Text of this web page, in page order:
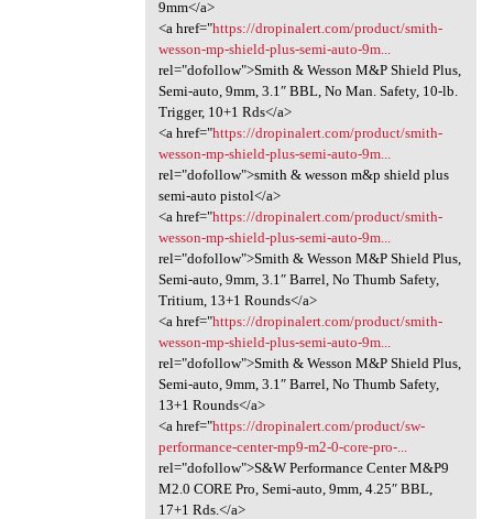
9mm</a>
<a href="https://dropinalert.com/product/smith-
wesson-mp-shield-plus-semi-auto-9m...
rel="dofollow">Smith & Wesson M&P Shield Plus,
Semi-auto, 9mm, 3.1″ BBL, No Man. Safety, 10-lb.
Trigger, 10+1 Rds</a>
<a href="https://dropinalert.com/product/smith-
wesson-mp-shield-plus-semi-auto-9m...
rel="dofollow">smith & wesson m&p shield plus
semi-auto pistol</a>
<a href="https://dropinalert.com/product/smith-
wesson-mp-shield-plus-semi-auto-9m...
rel="dofollow">Smith & Wesson M&P Shield Plus,
Semi-auto, 9mm, 3.1″ Barrel, No Thumb Safety,
Tritium, 13+1 Rounds</a>
<a href="https://dropinalert.com/product/smith-
wesson-mp-shield-plus-semi-auto-9m...
rel="dofollow">Smith & Wesson M&P Shield Plus,
Semi-auto, 9mm, 3.1″ Barrel, No Thumb Safety,
13+1 Rounds</a>
<a href="https://dropinalert.com/product/sw-
performance-center-mp9-m2-0-core-pro-...
rel="dofollow">S&W Performance Center M&P9
M2.0 CORE Pro, Semi-auto, 9mm, 4.25″ BBL,
17+1 Rds.</a>